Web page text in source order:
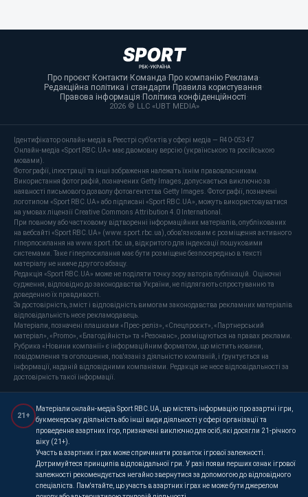
Про проєкт·Контакти·Команда·Про компанію·Реклама·
Редакційна політика і стандарти·Правила користування·
Правова інформація·Політика конфіденційності·
2026 © LLC «UBT MEDIA»
Ідентифікатор онлайн-медіа в Реєстрі суб’єктів у сфері медіа — R40-05347
Онлайн-медіа «Sport RBC.UA» має двомовну версію (українською та російською
мовами).
Фотографії, ілюстрації та інші зображення належать їхнім правовласникам.
Використання фотографій, позначених Getty Images, допускається виключно за
наявності письмового дозволу фотоагентства Getty Images. Фотографії, позначені
логотипом «Sport RBC.UA» або підписані «Sport RBC.UA», можуть використовуватися
на умовах ліцензії Creative Commons Attribution 4.0 International.
При повному або частковому відтворенні інформаційних матеріалів, опублікованих
на вебсайті «Sport RBC.UA» (www.sport.rbc.ua), обов'язковим є розміщення активного
гіперпосилання на www.sport.rbc.ua, відкритого для індексації пошуковими
системами. Таке гіперпосилання має бути розміщене безпосередньо в тексті
матеріалу не нижче другого абзацу.
Редакція «Sport RBC.UA» може не поділяти точку зору авторів публікацій. Оціночні
судження, відповідно до законодавства України, не підлягають спростуванню та
доведенню їх правдивості.
За достовірність, зміст і відповідність вимогам законодавства рекламних матеріалів
відповідальність несе рекламодавець.
Матеріали, позначені плашками «Прес-реліз», «Спецпроєкт», «Партнерський
матеріал», «Promo», «Благодійність» та «Резонанс», розміщуються на правах реклами.
Рубрика «Новини компанії» є інформаційним форматом, що містить новини,
повідомлення та оголошення, пов'язані з діяльністю компаній, і ґрунтується на
інформації, наданій відповідними компаніями. Редакція не несе відповідальності за
достовірність такої інформації.
21+
Матеріали онлайн-медіа Sport RBC.UA, що містять інформацію про азартні ігри,
букмекерську діяльність або інші види діяльності у сфері організації та
проведення азартних ігор, призначені виключно для осіб, які досягли 21-річного
віку (21+).
Участь в азартних іграх може спричинити розвиток ігрової залежності.
Дотримуйтеся принципів відповідальної гри. У разі появи перших ознак ігрової
залежності рекомендується негайно звернутися за допомогою до відповідного
спеціаліста. Пам'ятайте, що участь в азартних іграх не може бути джерелом